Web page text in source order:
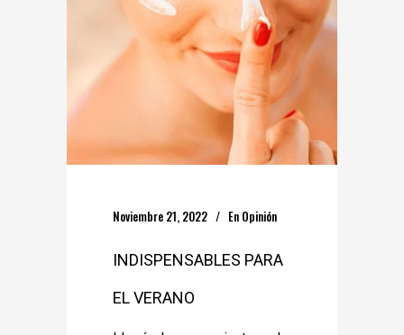
Noviembre 21, 2022 En Opinión
INDISPENSABLES PARA
EL VERANO